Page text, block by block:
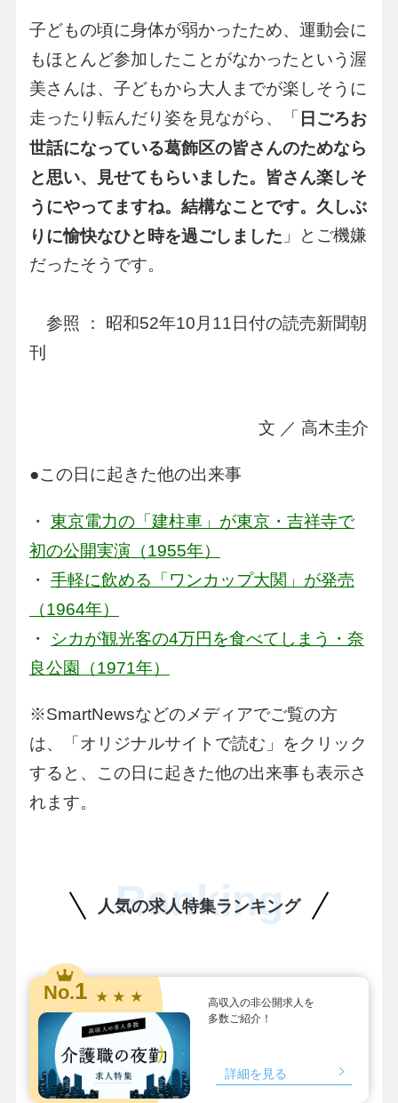
子どもの頃に身体が弱かったため、運動会に
もほとんど参加したことがなかったという渥
美さんは、子どもから大人までが楽しそうに
走ったり転んだり姿を見ながら、「 日ごろお
世話になっている葛飾区の皆さんのためなら
と思い、見せてもらいました。皆さん楽しそ
うにやってますね。結構なことです。久しぶ
りに愉快なひと時を過ごしました 」とご機嫌
だったそうです。
参照 ： 昭和52年10月11日付の読売新聞朝
刊
文 ／ 高木圭介
●この日に起きた他の出来事
・ 東京電力の「建柱車」が東京・吉祥寺で
初の公開実演（1955年）
・ 手軽に飲める「ワンカップ大関」が発売
（1964年）
・ シカが観光客の4万円を食べてしまう・奈
良公園（1971年）
※SmartNewsなどのメディアでご覧の方
は、「オリジナルサイトで読む」をクリック
すると、この日に起きた他の出来事も表示さ
れます。
人気の求人特集ランキング
Ranking
No.1 ★ ★ ★
高収入の非公開求人を
多数ご紹介！
詳細を見る